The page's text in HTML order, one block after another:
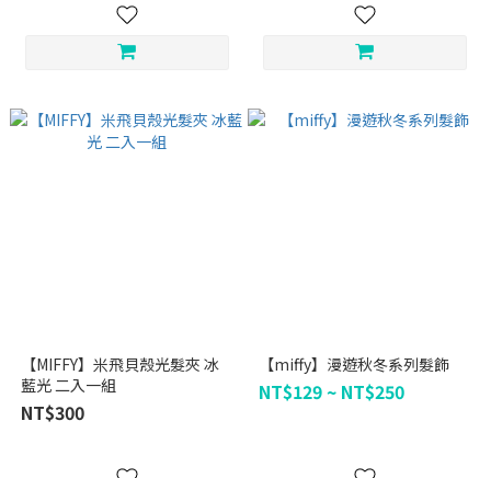
【MIFFY】米飛貝殼光髮夾 冰
藍光 二入一組
NT$300
【miffy】漫遊秋冬系列髮飾
NT$129 ~ NT$250